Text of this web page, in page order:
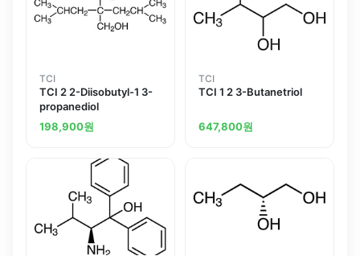
TCI
TCI 2 2-Diisobutyl-1 3-
propanediol
198,900원
TCI
TCI 1 2 3-Butanetriol
647,800원